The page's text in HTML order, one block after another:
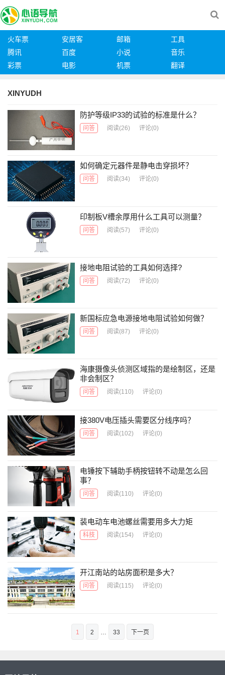
火车票 安居客 邮箱
工具
腾讯
百度 小说
音乐
彩票
电影 机票 翻译
XINYUDH
防护等级IP33的试验的标准是什么？
问答 阅读(26) 评论(0)
如何确定元器件是静电击穿损坏？
问答 阅读(34) 评论(0)
印制板V槽余厚用什么工具可以测量？
问答 阅读(57) 评论(0)
接地电阻试验的工具如何选择?
问答 阅读(72) 评论(0)
新国标应急电源接地电阻试验如何做？
问答 阅读(87) 评论(0)
海康摄像头侦测区域指的是绘制区，还是
非会制区？
问答 阅读(110) 评论(0)
接380V电压插头需要区分线序吗？
问答 阅读(102) 评论(0)
电锤按下辅助手柄按钮转不动是怎么回
事？
问答 阅读(110) 评论(0)
装电动车电池螺丝需要用多大力矩
科技 阅读(154) 评论(0)
开江南站的站房面积是多大？
问答 阅读(115) 评论(0)
1 2 33 下一页